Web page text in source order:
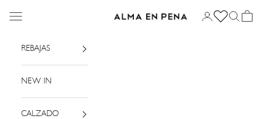
Alma en Pena
Menú Iniciar sesión
Buscar
Cesta
REBAJAS
NEW IN
CALZADO